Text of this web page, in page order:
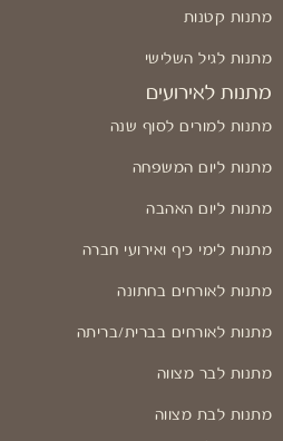
מתנות קטנות
מתנות לגיל השלישי
מתנות לאירועים
מתנות למורים לסוף שנה
מתנות ליום המשפחה
מתנות ליום האהבה
מתנות לימי כיף ואירועי חברה
מתנות לאורחים בחתונה
מתנות לאורחים בברית/בריתה
מתנות לבר מצווה
מתנות לבת מצווה